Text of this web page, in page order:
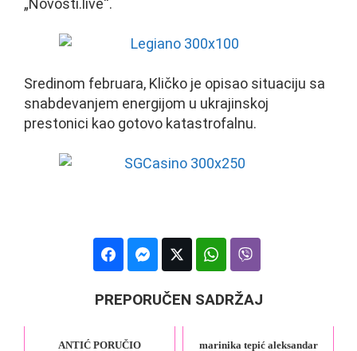
Sredinom februara, Kličko je opisao situaciju sa
snabdevanjem energijom u ukrajinskoj
prestonici kao gotovo katastrofalnu.
PREPORUČEN SADRŽAJ
ANTIĆ PORUČIO
marinika tepić aleksandar